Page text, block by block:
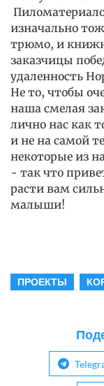
изначально
трюмо, и
заказчицы
удаленность
Не то, чтобы
наша смелая
лично нас как
и не на самой
некоторые из
- так что
расти вам
малыши!
ПРОЕКТЫ